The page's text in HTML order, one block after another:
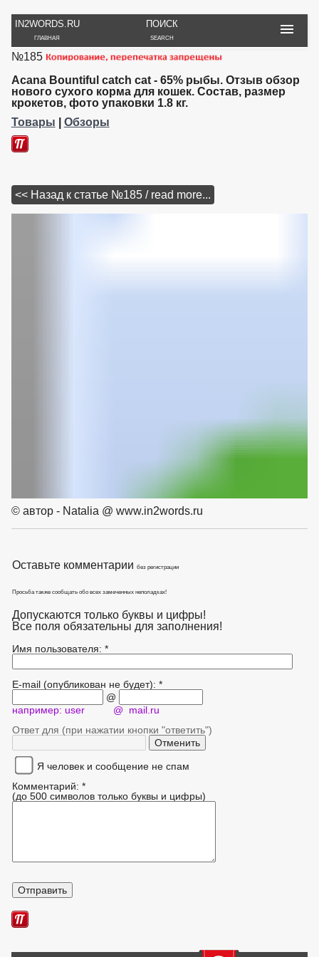
IN2WORDS.RU
ГЛАВНАЯ
ПОИСК
SEARCH
РУКОДЕЛИЕ ТОВАРЫ ПУТЕШЕСТВИЯ
ИГРЫ
И ИГРУШКИ
ОБОИ
НА РАБ. СТОЛ
№185
Acana Bountiful catch cat - 65% рыбы. Отзыв обзор
нового сухого корма для кошек. Состав, размер
крокетов, фото упаковки 1.8 кг.
Товары
Обзоры
<< Назад к статье №185 / read more...
© автор - Natalia @ www.in2words.ru
Оставьте комментарии без регистрации
Просьба также сообщать обо всех замеченных неполадках!
Допускаются только буквы и цифры!
Все поля обязательны для заполнения!
Имя пользователя: *
E-mail (опубликован не будет): *
@
например: user @ mail.ru
Ответ для (при нажатии кнопки "ответить")
Я человек и сообщение не спам
Комментарий: *
(до 500 символов только буквы и цифры)